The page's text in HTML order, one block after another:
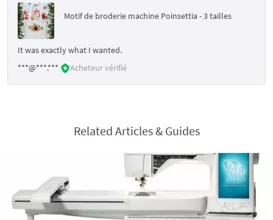
Motif de broderie machine Poinsettia - 3 tailles
It was exactly what I wanted.
***@***.***
Acheteur vérifié
Related Articles & Guides